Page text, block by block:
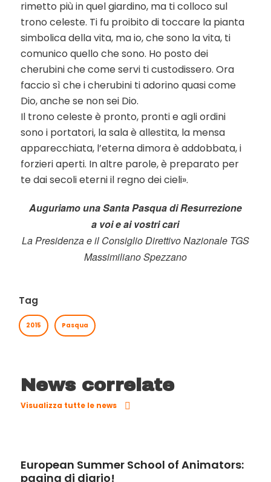
rimetto più in quel giardino, ma ti colloco sul
trono celeste. Ti fu proibito di toccare la pianta
simbolica della vita, ma io, che sono la vita, ti
comunico quello che sono. Ho posto dei
cherubini che come servi ti custodissero. Ora
faccio sì che i cherubini ti adorino quasi come
Dio, anche se non sei Dio.
Il trono celeste è pronto, pronti e agli ordini
sono i portatori, la sala è allestita, la mensa
apparecchiata, l’eterna dimora è addobbata, i
forzieri aperti. In altre parole, è preparato per
te dai secoli eterni il regno dei cieli».
Auguriamo una Santa Pasqua di Resurrezione
a voi e ai vostri cari
La Presidenza e il Consiglio Direttivo Nazionale TGS
Massimiliano Spezzano
Tag
2015 Pasqua
News correlate
Visualizza tutte le news
European Summer School of Animators:
pagina di diario!